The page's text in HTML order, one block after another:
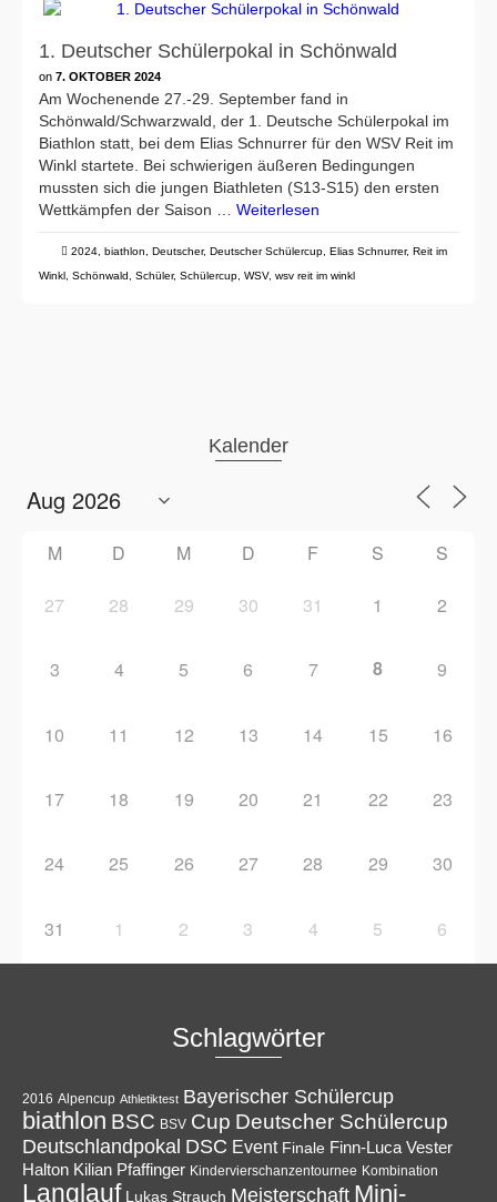
1. Deutscher Schülerpokal in Schönwald
on 7. OKTOBER 2024
Am Wochenende 27.-29. September fand in
Schönwald/Schwarzwald, der 1. Deutsche Schülerpokal im
Biathlon statt, bei dem Elias Schnurrer für den WSV Reit im
Winkl startete. Bei schwierigen äußeren Bedingungen
mussten sich die jungen Biathleten (S13-S15) den ersten
Wettkämpfen der Saison … Weiterlesen
2024 biathlon Deutscher, Deutscher Schülercup Elias Schnurrer, Reit im
Winkl Schönwald Schüler, Schülercup WSV, wsv reit im winkl
Kalender
M D M D F S S
27 28 29 30 31 1 2
3 4 5 6 7 8 9
10 11 12 13 14 15 16
17 18 19 20 21 22 23
24 25 26 27 28 29 30
31 1 2 3 4 5 6
Schlagwörter
2016 Alpencup Athletiktest Bayerischer Schülercup
biathlon BSC BSV Cup Deutscher Schülercup
Deutschlandpokal DSC Event Finale Finn-Luca Vester
Halton Kilian Pfaffinger Kindervierschanzentournee Kombination
Langlauf Lukas Strauch Meisterschaft Mini-